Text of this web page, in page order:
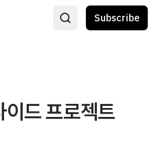
Subscribe
드 프로젝트